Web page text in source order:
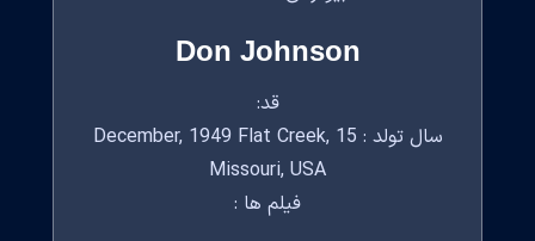
Don Johnson
قد:
سال تولد : 15 December, 1949 Flat Creek,
Missouri, USA
فیلم ها :